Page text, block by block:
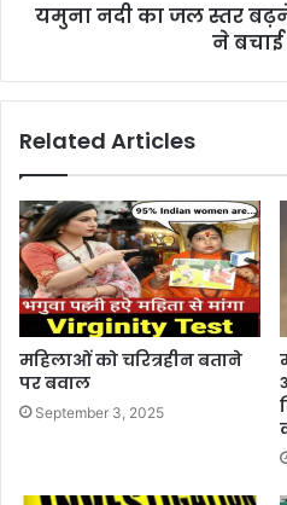
यमुना नदी का जल स्तर बढ़ने
ने
Related Articles
महिलाओं को चरित्रहीन बताने
पर बवाल
September 3, 2025